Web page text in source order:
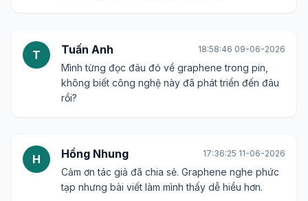
T Tuấn Anh 18:58:46 09-06-2026
Mình từng đọc đâu đó về graphene trong pin,
không biết công nghệ này đã phát triển đến đâu
rồi?
H Hồng Nhung 17:36:25 11-06-2026
Cảm ơn tác giả đã chia sẻ. Graphene nghe phức
tạp nhưng bài viết làm mình thấy dễ hiểu hơn.